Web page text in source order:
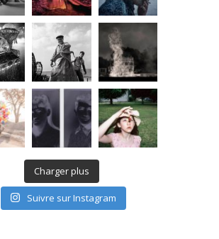
Charger plus
Suivre sur Instagram